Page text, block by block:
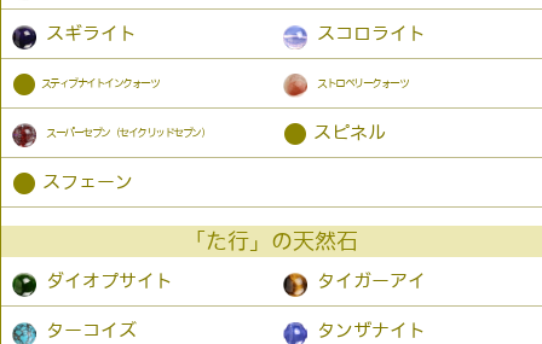
スギライト スコロライト
● スティブナイトインクォーツ ストロベリークォーツ
スーパーセブン（セイクリッドセブン） ● スピネル
● スフェーン
「た行」の天然石
ダイオプサイト タイガーアイ
ターコイズ タンザナイト